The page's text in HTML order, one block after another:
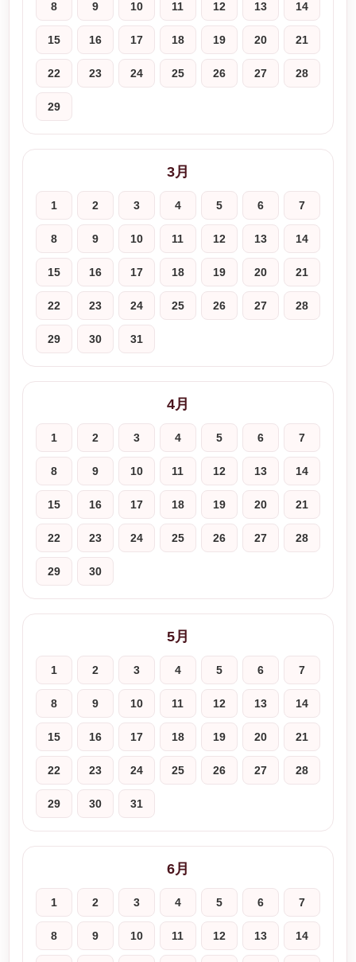
8 9 10 11 12 13 14
15 16 17 18 19 20 21
22 23 24 25 26 27 28
29
3月
1 2 3 4 5 6 7
8 9 10 11 12 13 14
15 16 17 18 19 20 21
22 23 24 25 26 27 28
29 30 31
4月
1 2 3 4 5 6 7
8 9 10 11 12 13 14
15 16 17 18 19 20 21
22 23 24 25 26 27 28
29 30
5月
1 2 3 4 5 6 7
8 9 10 11 12 13 14
15 16 17 18 19 20 21
22 23 24 25 26 27 28
29 30 31
6月
1 2 3 4 5 6 7
8 9 10 11 12 13 14